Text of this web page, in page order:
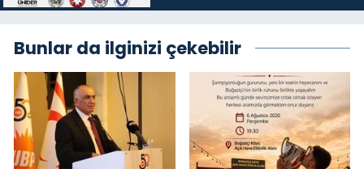
Bunlar da ilginizi çekebilir